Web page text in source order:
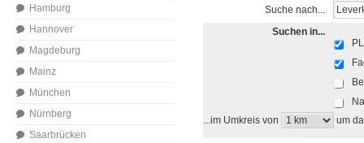
Hamburg
Hannover
Magdeburg
Mainz
München
Nürnberg
Saarbrücken
Suche nach...
Suchen in...
...im Umkreis von
um